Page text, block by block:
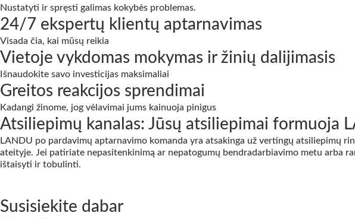
Nustatyti ir spręsti galimas kokybės problemas.
24/7 ekspertų klientų aptarnavimas
Visada čia, kai mūsų reikia
Vietoje vykdomas mokymas ir žinių dalijimasis
Išnaudokite savo investicijas maksimaliai
Greitos reakcijos sprendimai
Kadangi žinome, jog vėlavimai jums kainuoja pinigus
Atsiliepimų kanalas: Jūsų atsiliepimai formuoja
LANDU po pardavimų aptarnavimo komanda yra atsakinga už vertingų atsiliepimų
ateityje. Jei patiriate nepasitenkinimą ar nepatogumų bendradarbiavimo metu arba
ištaisyti ir tobulinti.
Susisiekite dabar